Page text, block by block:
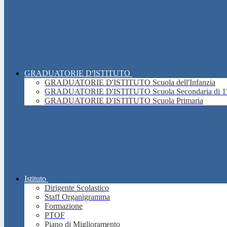
GRADUATORIE D'ISTITUTO
GRADUATORIE D'ISTITUTO Scuola dell'Infanzia
GRADUATORIE D'ISTITUTO Scuola Secondaria di
GRADUATORIE D'ISTITUTO Scuola Primaria
Istituto
Dirigente Scolastico
Staff Organigramma
Formazione
PTOF
Piano di Miglioramento